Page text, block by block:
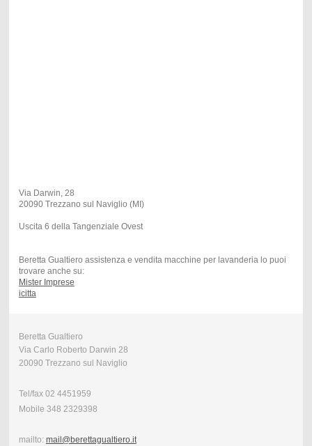
Via Darwin, 28
20090 Trezzano sul Naviglio (MI)
Uscita 6 della Tangenziale Ovest
Beretta Gualtiero assistenza e vendita macchine per lavanderia lo puoi
trovare anche su:
Mister Imprese
icitta
Beretta Gualtiero
Via Carlo Roberto Darwin 28
20090 Trezzano sul Naviglio
Tel/fax 02 4451959
Mobile 348 2329398
mailto: mail@berettagualtiero.it